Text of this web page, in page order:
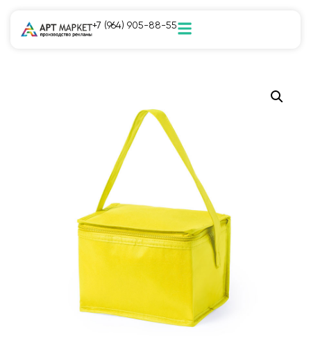
+7 (964) 905-88-55